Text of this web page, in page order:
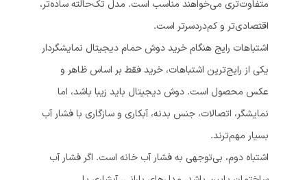
متفاوت‌تری می‌خواهند مناسب است. مدل تک‌حالته ساده‌تر،
اقتصادی‌تر و کم‌دردسرتر است.
اشتباهات رایج هنگام خرید دوش حمام دیجیتال نمایشگردار
یکی از رایج‌ترین اشتباهات، خرید فقط بر اساس ظاهر و
عکس محصول است. دوش دیجیتال باید زیبا باشد، اما
نمایشگر، اتصالات، جنس بدنه، آبکاری و سازگاری با فشار آب
بسیار مهم‌ترند.
اشتباه دوم، بی‌توجهی به فشار آب خانه است. اگر فشار آب